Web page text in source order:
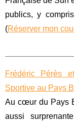
publics, y
(Réserver mon
Frédéric Pérès
Sportive au Pays
Au cœur du Pays
aussi